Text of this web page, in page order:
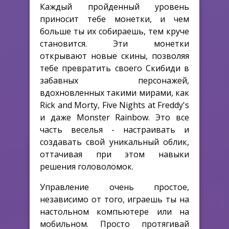
Каждый пройденный уровень
приносит тебе монетки, и чем
больше ты их собираешь, тем круче
становится. Эти монетки
открывают новые скины, позволяя
тебе превратить своего Скибиди в
забавных персонажей,
вдохновленных такими мирами, как
Rick and Morty, Five Nights at Freddy's
и даже Monster Rainbow. Это все
часть веселья - настраивать и
создавать свой уникальный облик,
оттачивая при этом навыки
решения головоломок.
Управление очень простое,
независимо от того, играешь ты на
настольном компьютере или на
мобильном. Просто протягивай